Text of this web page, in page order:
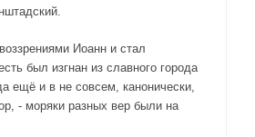
Иоанн и стал
был изгнан из славного города
ещё и в не совсем, канонически,
- моряки разных вер были на